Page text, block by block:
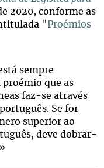
2020, conforme as
"Proémios
sempre
proémio que as
faz-se através
Se for
superior ao
deve dobrar-